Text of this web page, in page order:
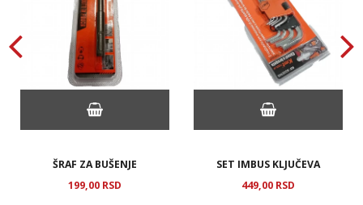
ŠRAF ZA BUŠENJE
199,00 RSD
SET IMBUS KLJUČEVA
449,00 RSD